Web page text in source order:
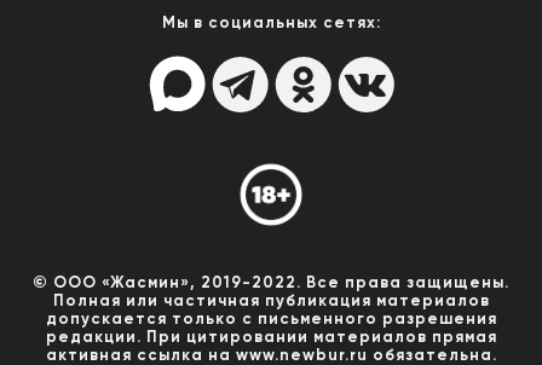
Мы в социальных сетях:
© ООО «Жасмин», 2019-2022. Все права защищены.
Полная или частичная публикация материалов
допускается только с письменного разрешения
редакции. При цитировании материалов прямая
активная ссылка на www.newbur.ru обязательна.